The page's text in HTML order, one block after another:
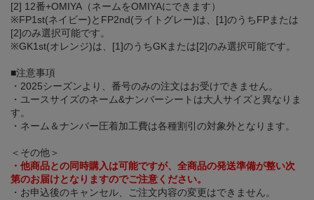
[2] 12番+OMIYA（ネームをOMIYAにできます）
※FP1st(ネイビー)とFP2nd(ライトグレー)は、[1]のうちFPまたは
[2]のみ選択可能です。
※GK1st(オレンジ)は、[1]のうちGKまたは[2]のみ選択可能です。
■注意事項
・2025シーズンより、番号のみの注文はお受けできません。
・ユースサイズのネーム&ナンバーシートは大人サイズと異なりま
す。
・ネーム＆ナンバー圧着加工費は各種割引の対象外となります。
＜その他＞
・他商品との同時購入は可能ですが、全商品の発送準備が整い次
第のお届けとなりますのでご注意ください。
・お申込後のキャンセル、ご注文内容の変更はできません。